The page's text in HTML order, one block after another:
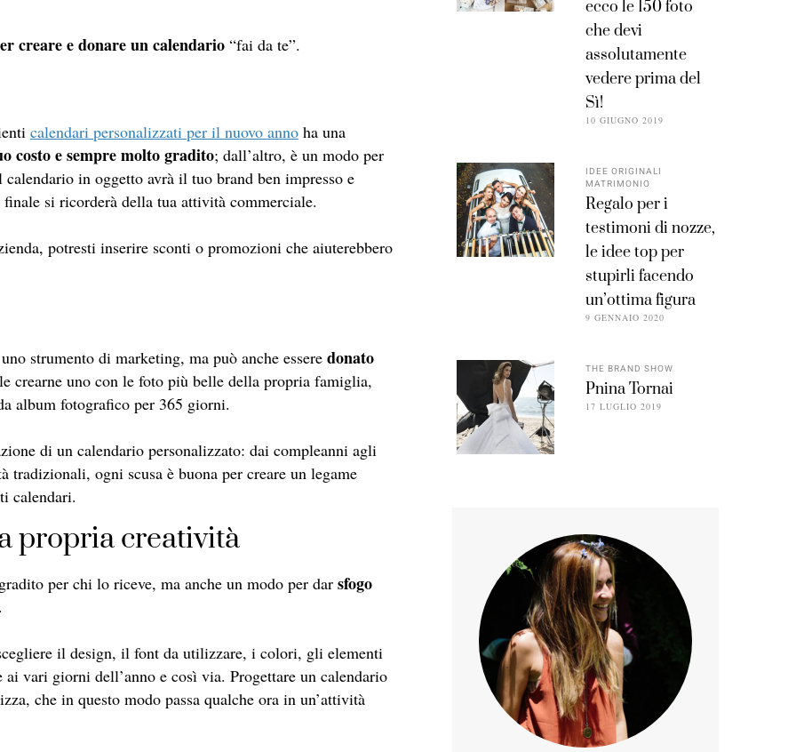
creare e donare un calendario “fai da te”.
calendari personalizzati per il nuovo anno ha una
costo e sempre molto gradito; dall’altro, è un modo per
in oggetto avrà il tuo brand ben impresso e
si ricorderà della tua attività commerciale.
potresti inserire sconti o promozioni che aiuterebbero
strumento di marketing, ma può anche essere donato
crearne uno con le foto più belle della propria famiglia,
album fotografico per 365 giorni.
di un calendario personalizzato: dai compleanni agli
ogni scusa è buona per creare un legame
calendari.
propria creatività
per chi lo riceve, ma anche un modo per dar sfogo
il design, il font da utilizzare, i colori, gli elementi
vari giorni dell’anno e così via. Progettare un calendario
che in questo modo passa qualche ora in un’attività
ecco le 150 foto
che devi
assolutamente
vedere prima del
Sì!
10 GIUGNO 2019
IDEE ORIGINALI
MATRIMONIO
Regalo per i
testimoni di nozze,
le idee top per
stupirli facendo
un’ottima figura
9 GENNAIO 2020
THE BRAND SHOW
Pnina Tornai
17 LUGLIO 2019